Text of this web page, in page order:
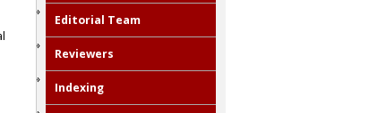
Editorial Team
Reviewers
Indexing